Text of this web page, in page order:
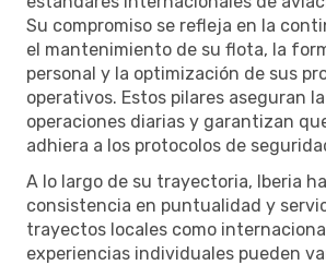
Su compromiso se refleja en la
el mantenimiento de su flota, la
personal y la optimización de sus
operativos. Estos pilares aseguran
operaciones diarias y garantizan
adhiera a los protocolos de
A lo largo de su trayectoria, Iberia
consistencia en puntualidad y
trayectos locales como
experiencias individuales pueden